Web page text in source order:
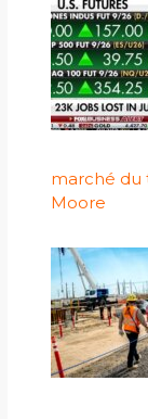
marché du
Moore